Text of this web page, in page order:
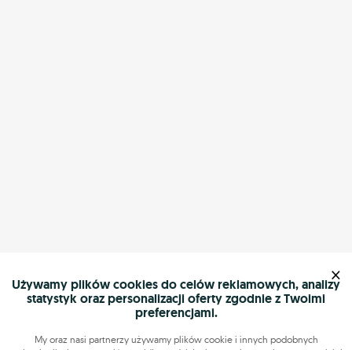
Używamy plików cookies do celów reklamowych, analizy
statystyk oraz personalizacji oferty zgodnie z Twoimi
preferencjami.
My oraz nasi partnerzy używamy plików cookie i innych podobnych
×